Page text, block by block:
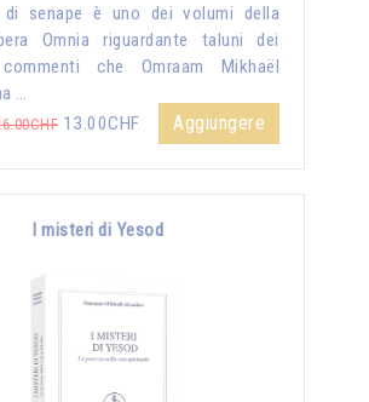
senape è uno dei volumi della
Omnia riguardante taluni dei
che Omraam Mikhaël
…
13.00CHF Aggiungere
I misteri di Yesod